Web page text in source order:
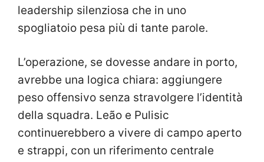
leadership silenziosa che in uno
spogliatoio pesa più di tante parole.
L’operazione, se dovesse andare in porto,
avrebbe una logica chiara: aggiungere
peso offensivo senza stravolgere l’identità
della squadra. Leão e Pulisic
continuerebbero a vivere di campo aperto
e strappi, con un riferimento centrale